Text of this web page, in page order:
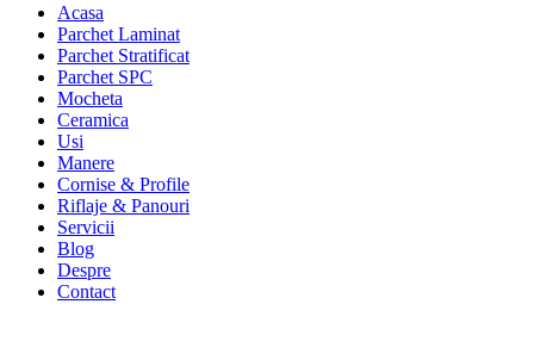
Acasa
Parchet Laminat
Parchet Stratificat
Parchet SPC
Mocheta
Ceramica
Usi
Manere
Cornise & Profile
Riflaje & Panouri
Servicii
Blog
Despre
Contact